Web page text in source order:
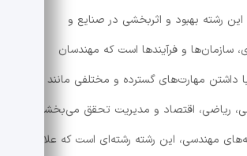
رشته بهبود و اثربخشی در صنایع و
سازمان‌ها و فرآیندها است که مهندسان
داشتن مهارت‌های گسترده و مختلفی مانند
ریاضی، اقتصاد و مدیریت تحقق می‌بخشند.
مهندسی، این رشته رشته‌ای است که علاوه